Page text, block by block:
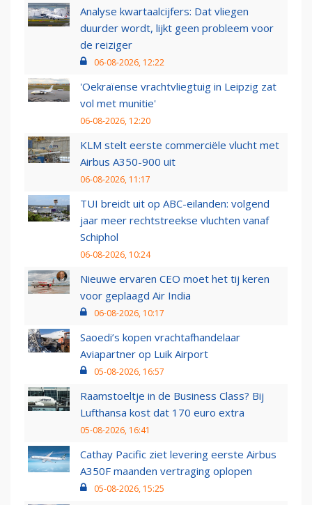
Analyse kwartaalcijfers: Dat vliegen
duurder wordt, lijkt geen probleem voor
de reiziger
06-08-2026, 12:22
'Oekraïense vrachtvliegtuig in Leipzig zat
vol met munitie'
06-08-2026, 12:20
KLM stelt eerste commerciële vlucht met
Airbus A350-900 uit
06-08-2026, 11:17
TUI breidt uit op ABC-eilanden: volgend
jaar meer rechtstreekse vluchten vanaf
Schiphol
06-08-2026, 10:24
Nieuwe ervaren CEO moet het tij keren
voor geplaagd Air India
06-08-2026, 10:17
Saoedi’s kopen vrachtafhandelaar
Aviapartner op Luik Airport
05-08-2026, 16:57
Raamstoeltje in de Business Class? Bij
Lufthansa kost dat 170 euro extra
05-08-2026, 16:41
Cathay Pacific ziet levering eerste Airbus
A350F maanden vertraging oplopen
05-08-2026, 15:25